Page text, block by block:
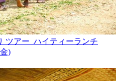
ツアー ハイティーランチ
)